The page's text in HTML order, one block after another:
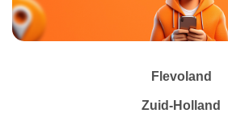
Flevoland
Zuid-Holland